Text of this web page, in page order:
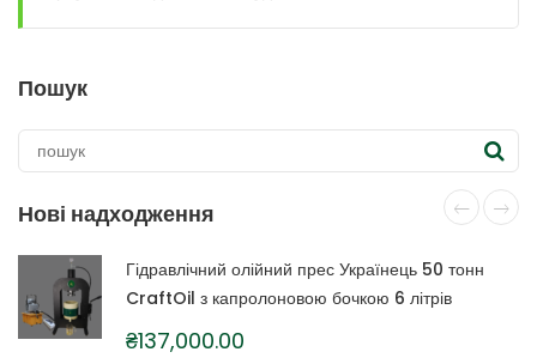
Пошук
Нові надходження
Гідравлічний олійний прес Українець 50 тонн
CraftOil з капролоновою бочкою 6 літрів
₴137,000.00